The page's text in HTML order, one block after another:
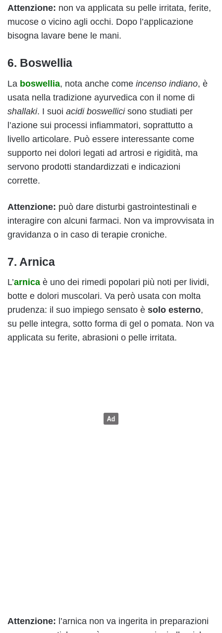
Attenzione: non va applicata su pelle irritata, ferite,
mucose o vicino agli occhi. Dopo l’applicazione
bisogna lavare bene le mani.
6. Boswellia
La boswellia, nota anche come incenso indiano, è
usata nella tradizione ayurvedica con il nome di
shallaki. I suoi acidi boswellicisono studiati per
l’azione sui processi infiammatori, soprattutto a
livello articolare. Può essere interessante come
supporto nei dolori legati ad artrosi e rigidità, ma
servono prodotti standardizzati e indicazioni
corrette.
Attenzione: può dare disturbi gastrointestinali e
interagire con alcuni farmaci. Non va improvvisata in
gravidanza o in caso di terapie croniche.
7. Arnica
L’arnica è uno dei rimedi popolari più noti per lividi,
botte e dolori muscolari. Va però usata con molta
prudenza: il suo impiego sensato è solo esterno,
su pelle integra, sotto forma di gel o pomata. Non va
applicata su ferite, abrasioni o pelle irritata.
Attenzione: l’arnica non va ingerita in preparazioni